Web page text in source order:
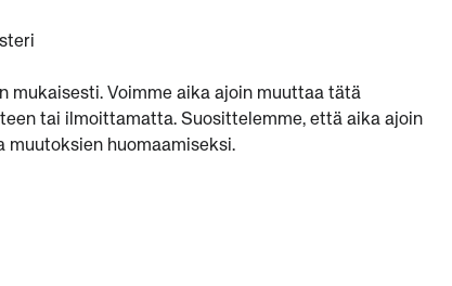
mukaisesti. Voimme aika ajoin muuttaa tätä
tai ilmoittamatta. Suosittelemme, että aika ajoin
huomaamiseksi.